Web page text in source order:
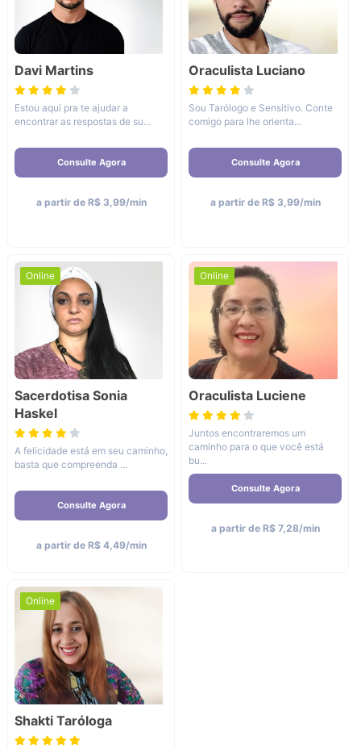
Davi Martins
Estou aqui pra te ajudar a
encontrar as respostas de su...
Consulte Agora
a partir de R$ 3,99/min
Oraculista Luciano
Sou Tarólogo e Sensitivo. Conte
comigo para lhe orienta...
Consulte Agora
a partir de R$ 3,99/min
Online
Sacerdotisa Sonia
Haskel
A felicidade está em seu caminho,
basta que compreenda ...
Consulte Agora
a partir de R$ 4,49/min
Online
Oraculista Luciene
Juntos encontraremos um
caminho para o que você está
bu...
Consulte Agora
a partir de R$ 7,28/min
Online
Shakti Taróloga